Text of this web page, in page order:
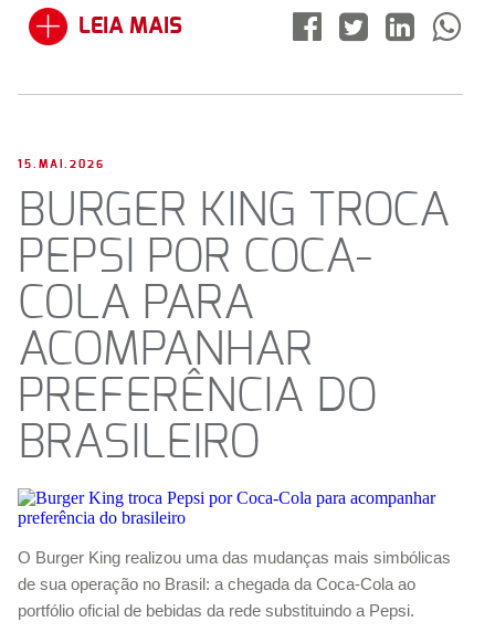
LEIA MAIS
15.MAI.2026
BURGER KING TROCA
PEPSI POR COCA-
COLA PARA
ACOMPANHAR
PREFERÊNCIA DO
BRASILEIRO
O Burger King realizou uma das mudanças mais simbólicas
de sua operação no Brasil: a chegada da Coca-Cola ao
portfólio oficial de bebidas da rede substituindo a Pepsi.